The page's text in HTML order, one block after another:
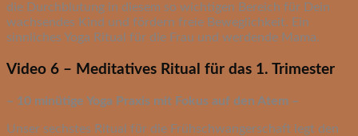
die Durchblutung in diesem so wichtigen Bereich für Dein
wachsendes Kind und fördern freie Beweglichkeit. Ein
sinnliches Yoga Ritual für die Frau und werdende Mama.
Video 6 – Meditatives Ritual für das 1. Trimester
– 10 minütige Yoga Praxis mit Fokus auf den Atem –
Unser sechstes Ritual für die Frühschwangerschaft legt den